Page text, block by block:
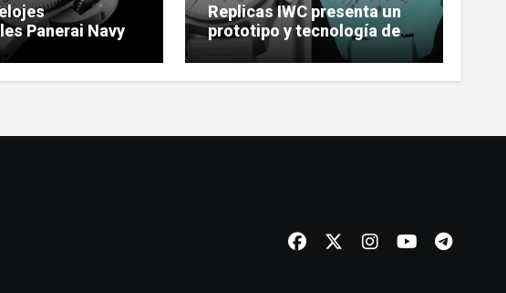
Panerai Navy
Replicas IWC presenta un
prototipo y tecnología de
reloj cerámico luminoso
Ceralume